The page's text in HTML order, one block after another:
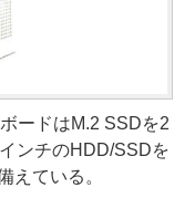
ードはM.2 SSDを2
ンチのHDD/SSDを
えている。